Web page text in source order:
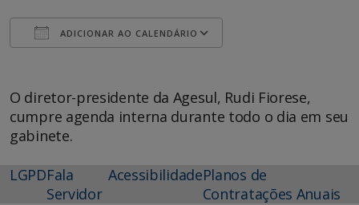
ADICIONAR AO CALENDÁRIO
O diretor-presidente da Agesul, Rudi Fiorese,
cumpre agenda interna durante todo o dia em seu
gabinete.
LGPDFala
Servidor
AcessibilidadePlanos de
Contratações Anuais